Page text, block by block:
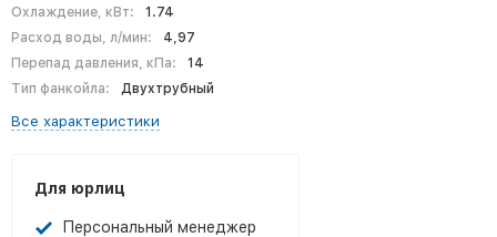
Охлаждение, кВт:
1.74
Расход воды, л/мин:
4,97
Перепад давления, кПа:
14
Тип фанкойла:
Двухтрубный
Все характеристики
Для юрлиц
Персональный менеджер